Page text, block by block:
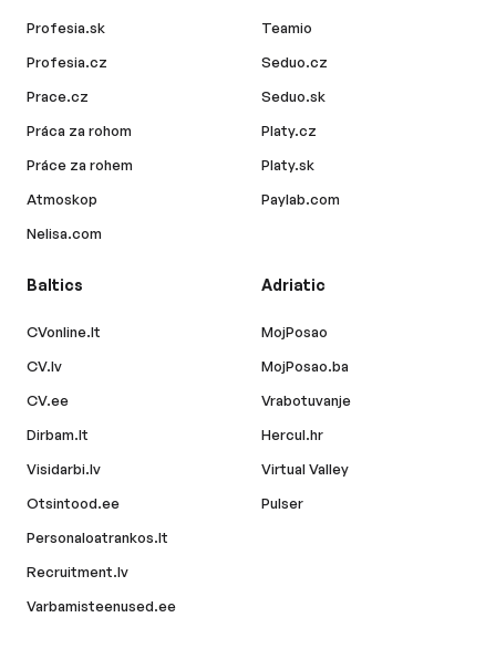
Profesia.sk
Profesia.cz
Prace.cz
Práca za rohom
Práce za rohem
Atmoskop
Nelisa.com
Teamio
Seduo.cz
Seduo.sk
Platy.cz
Platy.sk
Paylab.com
Baltics
CVonline.lt
CV.lv
CV.ee
Dirbam.lt
Visidarbi.lv
Otsintood.ee
Personaloatrankos.lt
Recruitment.lv
Varbamisteenused.ee
Adriatic
MojPosao
MojPosao.ba
Vrabotuvanje
Hercul.hr
Virtual Valley
Pulser